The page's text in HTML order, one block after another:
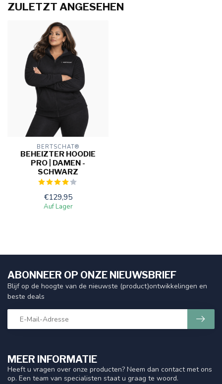
ZULETZT ANGESEHEN
BERTSCHAT®
BEHEIZTER HOODIE
PRO | DAMEN -
SCHWARZ
€129,95
Auf Lager
MEER INFORMATIE
Heeft u vragen over onze producten? Neem dan contact met ons
op. Een team van specialisten staat u graag te woord.
ABONNEER OP ONZE NIEUWSBRIEF
Blijf op de hoogte van de nieuwste (product)ontwikkelingen en
beste deals